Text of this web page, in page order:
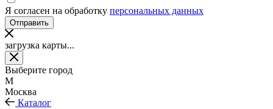
Я согласен на обработку персональных данных
загрузка карты...
Выберите город
М
Москва
Каталог